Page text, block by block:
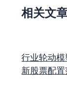
相关文
行业轮动
新股票配